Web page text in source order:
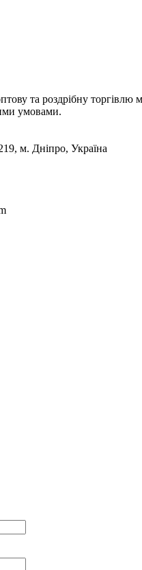
та роздрібну торгівлю
умовами.
м. Дніпро, Україна